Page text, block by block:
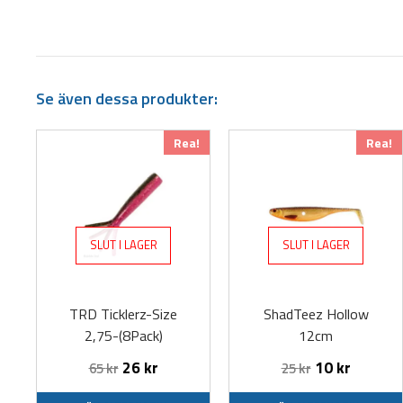
Se även dessa produkter:
Rea!
SLUT I LAGER
TRD Ticklerz-Size
2,75-(8Pack)
65kr 26kr
produkten
har
flera
varianter.
De
alternativen
kan
på
Rea!
SLUT I LAGER
ShadTeez Hollow
12cm
25kr 10kr
har
flera
varianter.
De
alternativen
kan
på